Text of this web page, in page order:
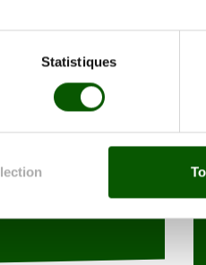
qui peuvent être précises à
moment à partir de la
Statistiques